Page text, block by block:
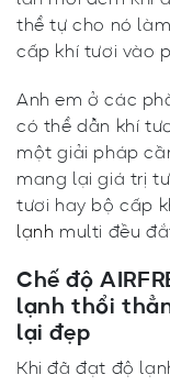
thể tự cho nó
cấp khí tươi vào
Anh em ở các
có thể dẫn khí
một giải pháp
mang lại giá trị
tươi hay bộ cấp
lạnh multi đều
Chế độ
lạnh thổi
lại đẹp
Khi đã đạt độ